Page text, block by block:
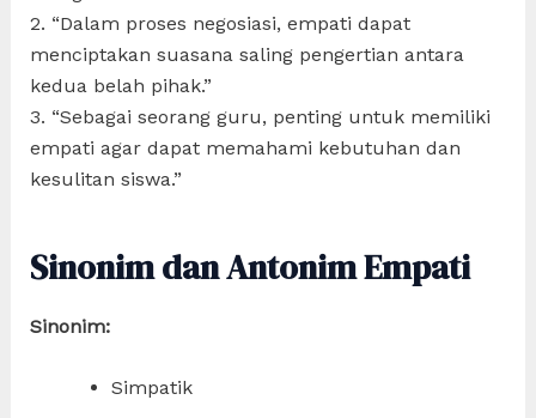
2. “Dalam proses negosiasi, empati dapat
menciptakan suasana saling pengertian antara
kedua belah pihak.”
3. “Sebagai seorang guru, penting untuk memiliki
empati agar dapat memahami kebutuhan dan
kesulitan siswa.”
Sinonim dan Antonim Empati
Sinonim:
Simpatik